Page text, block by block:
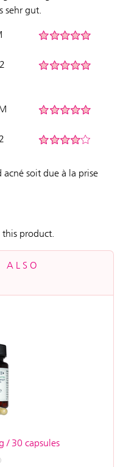
sehr gut.
acné soit due à la prise
this product.
ALSO
/ 30 capsules